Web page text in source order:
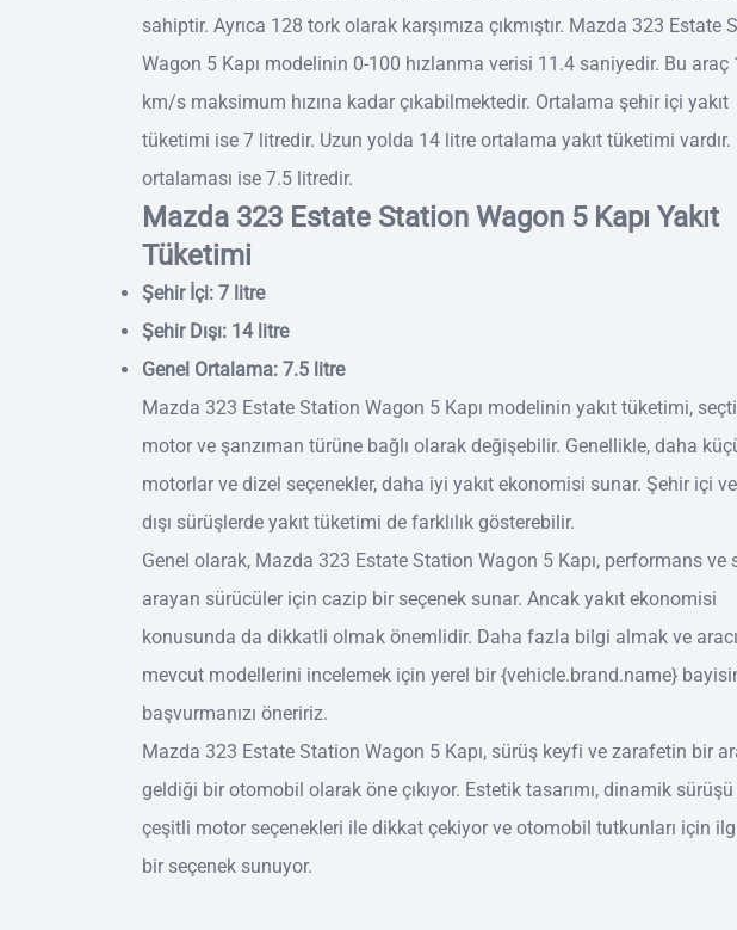
sahiptir. Ayrıca 128 tork olarak karşımıza çıkmıştır. Mazda 323 Estate
Wagon 5 Kapı modelinin 0-100 hızlanma verisi 11.4 saniyedir. Bu araç
km/s maksimum hızına kadar çıkabilmektedir. Ortalama şehir içi yakıt
tüketimi ise 7 litredir. Uzun yolda 14 litre ortalama yakıt tüketimi vardır.
ortalaması ise 7.5 litredir.
Mazda 323 Estate Station Wagon 5 Kapı Yakıt
Tüketimi
Şehir İçi: 7 litre
Şehir Dışı: 14 litre
Genel Ortalama: 7.5 litre
Mazda 323 Estate Station Wagon 5 Kapı modelinin yakıt tüketimi,
motor ve şanzıman türüne bağlı olarak değişebilir. Genellikle, daha
motorlar ve dizel seçenekler, daha iyi yakıt ekonomisi sunar. Şehir içi
dışı sürüşlerde yakıt tüketimi de farklılık gösterebilir.
Genel olarak, Mazda 323 Estate Station Wagon 5 Kapı, performans ve
arayan sürücüler için cazip bir seçenek sunar. Ancak yakıt ekonomisi
konusunda da dikkatli olmak önemlidir. Daha fazla bilgi almak ve
mevcut modellerini incelemek için yerel bir {vehicle.brand.name}
başvurmanızı öneririz.
Mazda 323 Estate Station Wagon 5 Kapı, sürüş keyfi ve zarafetin bir
geldiği bir otomobil olarak öne çıkıyor. Estetik tasarımı, dinamik sürüşü
çeşitli motor seçenekleri ile dikkat çekiyor ve otomobil tutkunları için
bir seçenek sunuyor.